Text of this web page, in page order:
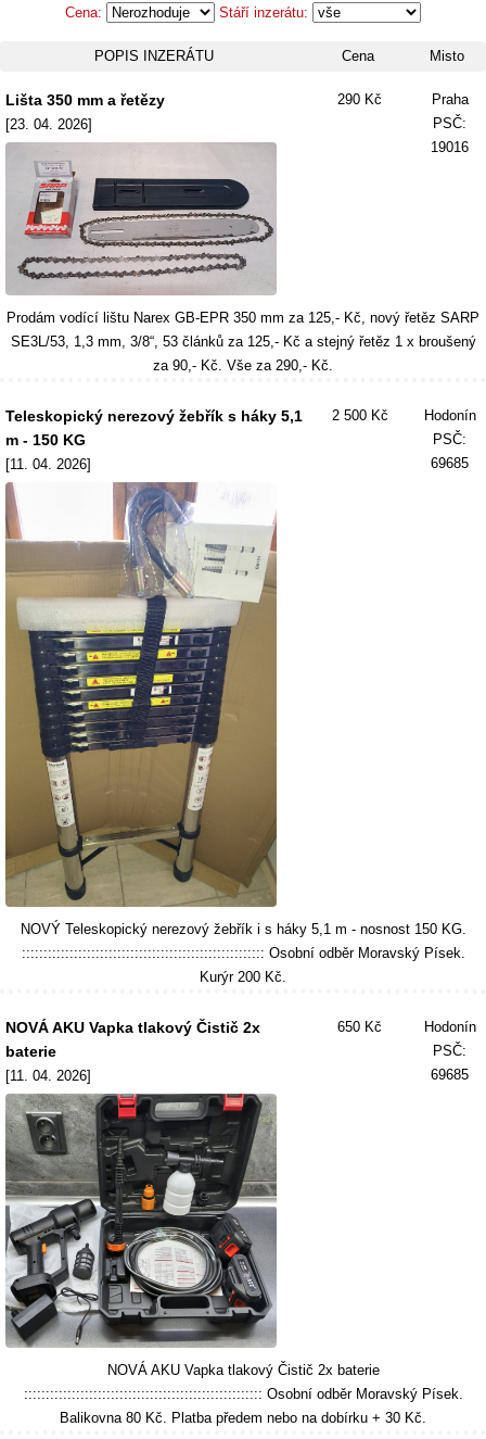
Cena:
Stáří inzerátu:
POPIS INZERÁTU Cena Misto
Lišta 350 mm a řetězy
[23. 04. 2026]
290 Kč
Praha
PSČ:
19016
Prodám vodící lištu Narex GB-EPR 350 mm za 125,- Kč, nový řetěz SARP
SE3L/53, 1,3 mm, 3/8“, 53 článků za 125,- Kč a stejný řetěz 1 x broušený
za 90,- Kč. Vše za 290,- Kč.
Teleskopický nerezový žebřík s háky 5,1
m - 150 KG
[11. 04. 2026]
2 500 Kč
Hodonín
PSČ:
69685
NOVÝ Teleskopický nerezový žebřík i s háky 5,1 m - nosnost 150 KG.
:::::::::::::::::::::::::::::::::::::::::::::::::::::::: Osobní odběr Moravský Písek.
Kurýr 200 Kč.
NOVÁ AKU Vapka tlakový Čistič 2x
baterie
[11. 04. 2026]
650 Kč
Hodonín
PSČ:
69685
NOVÁ AKU Vapka tlakový Čistič 2x baterie
::::::::::::::::::::::::::::::::::::::::::::::::::::::: Osobní odběr Moravský Písek.
Balikovna 80 Kč. Platba předem nebo na dobírku + 30 Kč.